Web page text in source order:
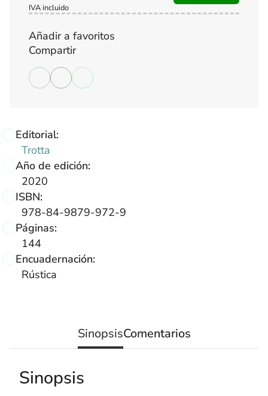
Editorial:
Trotta
Año de edición:
2020
ISBN:
978-84-9879-972-9
Páginas:
144
Encuadernación:
Rústica
IVA incluido
Añadir a favoritos
Compartir
SinopsisComentarios
Sinopsis